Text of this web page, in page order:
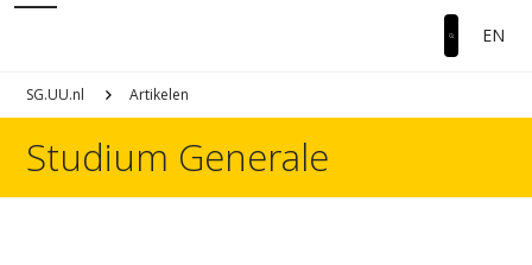
EN
SG.UU.nl Artikelen
Studium Generale